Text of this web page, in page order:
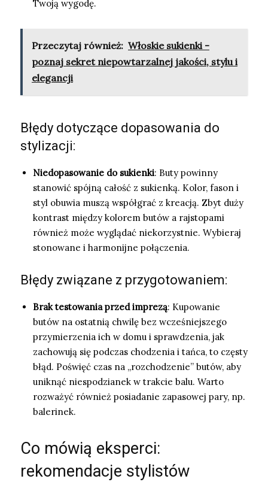
Twoją wygodę.
Przeczytaj również: Włoskie sukienki -
poznaj sekret niepowtarzalnej jakości, stylu i
elegancji
Błędy dotyczące dopasowania do
stylizacji:
Niedopasowanie do sukienki: Buty powinny
stanowić spójną całość z sukienką. Kolor, fason i
styl obuwia muszą współgrać z kreacją. Zbyt duży
kontrast między kolorem butów a rajstopami
również może wyglądać niekorzystnie. Wybieraj
stonowane i harmonijne połączenia.
Błędy związane z przygotowaniem:
Brak testowania przed imprezą: Kupowanie
butów na ostatnią chwilę bez wcześniejszego
przymierzenia ich w domu i sprawdzenia, jak
zachowują się podczas chodzenia i tańca, to częsty
błąd. Poświęć czas na „rozchodzenie” butów, aby
uniknąć niespodzianek w trakcie balu. Warto
rozważyć również posiadanie zapasowej pary, np.
balerinek.
Co mówią eksperci:
rekomendacje stylistów